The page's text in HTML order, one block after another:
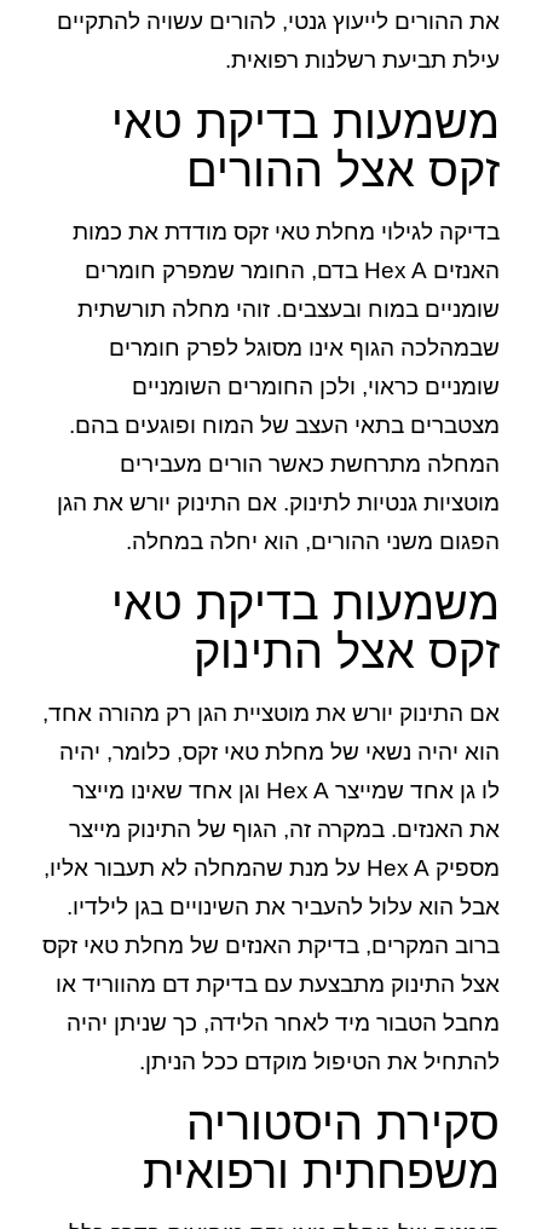
את ההורים לייעוץ גנטי, להורים עשויה להתקיים
עילת תביעת רשלנות רפואית.
משמעות בדיקת טאי
זקס אצל ההורים
בדיקה לגילוי מחלת טאי זקס מודדת את כמות
האנזים Hex A בדם, החומר שמפרק חומרים
שומניים במוח ובעצבים. זוהי מחלה תורשתית
שבמהלכה הגוף אינו מסוגל לפרק חומרים
שומניים כראוי, ולכן החומרים השומניים
מצטברים בתאי העצב של המוח ופוגעים בהם.
המחלה מתרחשת כאשר הורים מעבירים
מוטציות גנטיות לתינוק. אם התינוק יורש את הגן
הפגום משני ההורים, הוא יחלה במחלה.
משמעות בדיקת טאי
זקס אצל התינוק
אם התינוק יורש את מוטציית הגן רק מהורה אחד,
הוא יהיה נשאי של מחלת טאי זקס, כלומר, יהיה
לו גן אחד שמייצר Hex A וגן אחד שאינו מייצר
את האנזים. במקרה זה, הגוף של התינוק מייצר
מספיק Hex A על מנת שהמחלה לא תעבור אליו,
אבל הוא עלול להעביר את השינויים בגן לילדיו.
ברוב המקרים, בדיקת האנזים של מחלת טאי זקס
אצל התינוק מתבצעת עם בדיקת דם מהווריד או
מחבל הטבור מיד לאחר הלידה, כך שניתן יהיה
להתחיל את הטיפול מוקדם ככל הניתן.
סקירת היסטוריה
משפחתית ורפואית